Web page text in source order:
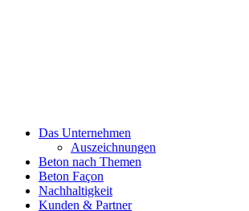
Das Unternehmen
Auszeichnungen
Beton nach Themen
Beton Façon
Nachhaltigkeit
Kunden & Partner